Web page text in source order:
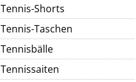
Tennis-Shorts
Tennis-Taschen
Tennisbälle
Tennissaiten